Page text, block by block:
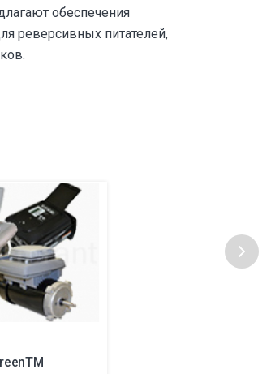
обеспечения
реверсивных питателей,